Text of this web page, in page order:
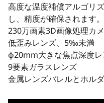
高度な温度補償アルゴリ
し、精度が確保されます。
230万画素3D画像処理カ
低歪みレンズ、5‰未満
φ20mm大きな焦点深度
9要素ガラスレンズ
金属レンズバレルとホル